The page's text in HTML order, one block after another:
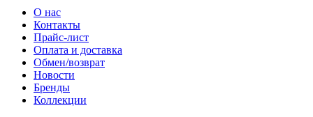
О нас
Контакты
Прайс-лист
Оплата и доставка
Обмен/возврат
Новости
Бренды
Коллекции